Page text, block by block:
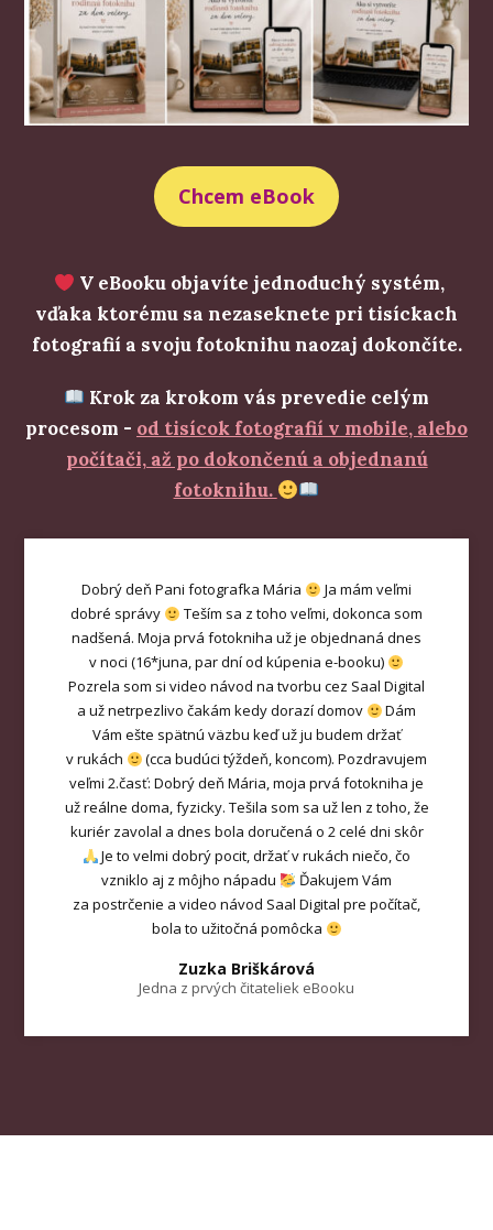
Chcem eBook
V eBooku objavíte jednoduchý systém,
vďaka ktorému sa nezaseknete pri tisíckach
fotografií a svoju fotoknihu naozaj dokončíte.
Krok za krokom vás prevedie celým
procesom - od tisícok fotografií v mobile, alebo
počítači, až po dokončenú a objednanú
fotoknihu.
Dobrý deň Pani fotografka Mária
Ja mám veľmi
dobré správy
Teším sa z toho veľmi, dokonca som
nadšená. Moja prvá fotokniha už je objednaná dnes
v noci (16*juna, par dní od kúpenia e-booku)
Pozrela som si video návod na tvorbu cez Saal Digital
a už netrpezlivo čakám kedy dorazí domov
Dám
Vám ešte spätnú väzbu keď už ju budem držať
v rukách
(cca budúci týždeň, koncom). Pozdravujem
veľmi 2.časť: Dobrý deň Mária, moja prvá fotokniha je
už reálne doma, fyzicky. Tešila som sa už len z toho, že
kuriér zavolal a dnes bola doručená o 2 celé dni skôr
Je to velmi dobrý pocit, držať v rukách niečo, čo
vzniklo aj z môjho nápadu
Ďakujem Vám
za postrčenie a video návod Saal Digital pre počítač,
bola to užitočná pomôcka
Zuzka Briškárová
Jedna z prvých čitateliek eBooku